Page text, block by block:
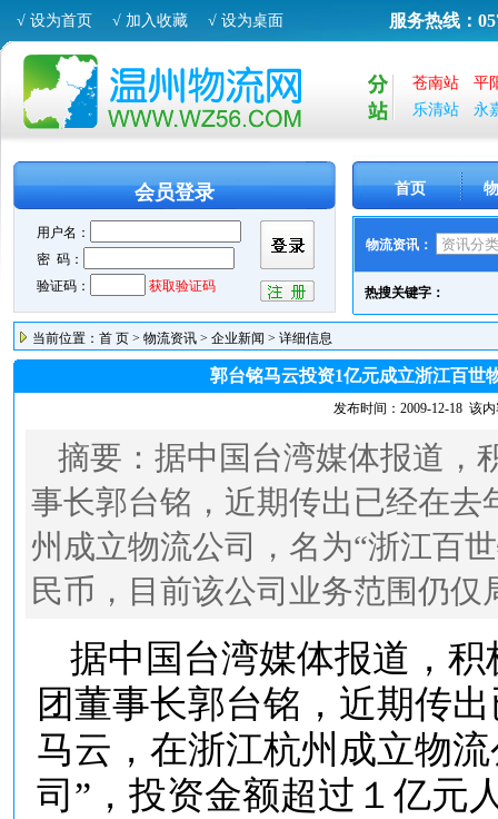
√ 设为首页 √ 加入收藏 √ 设为桌面 服务热线：
苍南站
平
乐清站
永
会员登录 首页
物流资讯：
热搜关键字：
当前位置： 首 页 > 物流资讯 > 企业新闻 > 详细信息
郭台铭马云投资1亿元成立浙江百世
发布时间： 2009-12-18 该
摘要： 据中国台湾媒体报道，
事长郭台铭，近期传出已经在
州成立物流公司，名为“浙江百
民币，目前该公司业务范围仍仅
据中国台湾媒体报道，
团董事长郭台铭，近期传
马云，在浙江杭州成立物
司”，投资金额超过１亿元